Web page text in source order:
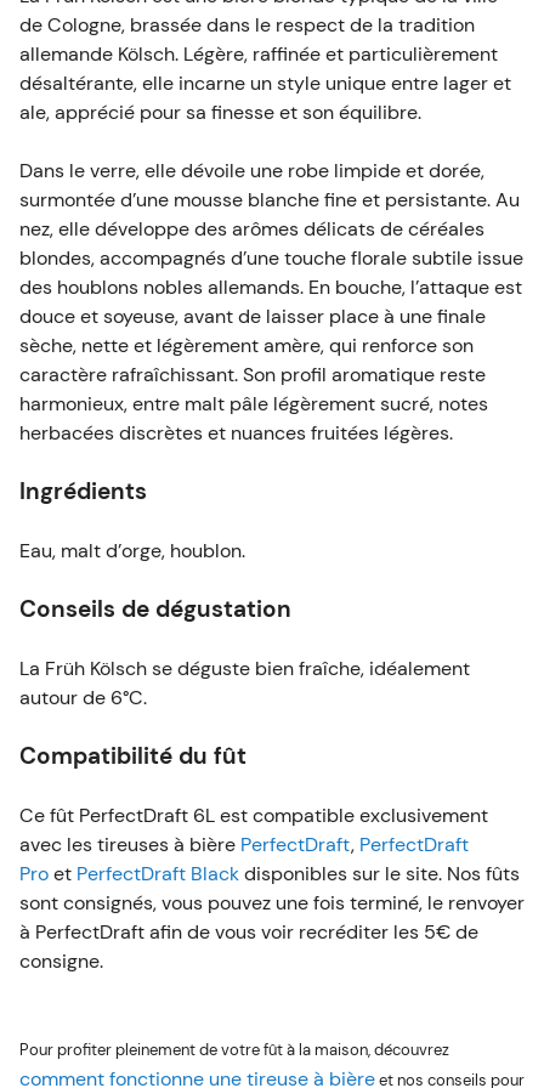
Ingrédients
Eau, malt d’orge, houblon.
Conseils de dégustation
La Früh Kölsch se déguste bien fraîche,
idéalement autour de 6°C.
Compatibilité du fût
Ce fût PerfectDraft 6L est compatible
exclusivement avec les tireuses à
ProetPerfectDraft Black
Nos fûts sont consignés, vous pouvez une fois
voir recréditer les 5€ de consigne.
Pour profiter pleinement de votre fût à la maison, découvrez
selon vos besoins. Et si vous souhaitez sublimer votre
dégustation, apprenez à associer bière et plats
ou laissez-vous
inspirer parune recette originale sucrée-salée à base de bière.
de Cologne, brassée dans le respect de la tradition
allemande Kölsch. Légère, raffinée et particulièrement
désaltérante, elle incarne un style unique entre lager et
ale, apprécié pour sa finesse et son équilibre.
Dans le verre, elle dévoile une robe limpide et dorée,
surmontée d’une mousse blanche fine et persistante. Au
nez, elle développe des arômes délicats de céréales
blondes, accompagnés d’une touche florale subtile issue
des houblons nobles allemands. En bouche, l’attaque est
douce et soyeuse, avant de laisser place à une finale
sèche, nette et légèrement amère, qui renforce son
caractère rafraîchissant. Son profil aromatique reste
harmonieux, entre malt pâle légèrement sucré, notes
herbacées discrètes et nuances fruitées légères.
Ingrédients
Eau, malt d’orge, houblon.
Conseils de dégustation
La Früh Kölsch se déguste bien fraîche, idéalement
autour de 6°C.
Compatibilité du fût
Ce fût PerfectDraft 6L est compatible exclusivement
avec les tireuses à bière PerfectDraft, PerfectDraft
Proet PerfectDraft Blackdisponibles sur le site. Nos fûts
sont consignés, vous pouvez une fois terminé, le renvoyer
à PerfectDraft afin de vous voir recréditer les 5€ de
consigne.
Pour profiter pleinement de votre fût à la maison, découvrez
comment fonctionne une tireuse à bièreet nos conseils pour